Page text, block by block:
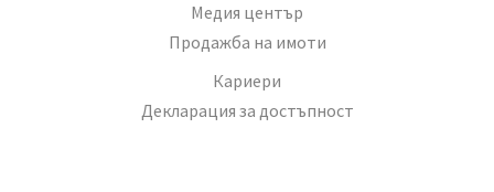
Медия център
Продажба на имоти
Кариери
Декларация за достъпност